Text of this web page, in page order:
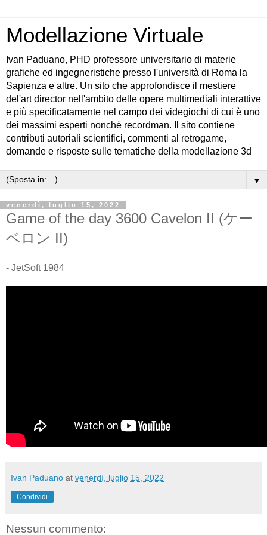
Modellazione Virtuale
Ivan Paduano, PHD professore universitario di materie
grafiche ed ingegneristiche presso l'università di Roma la
Sapienza e altre. Un sito che approfondisce il mestiere
del'art director nell'ambito delle opere multimediali interattive
e più specificatamente nel campo dei videgiochi di cui è uno
dei massimi esperti nonchè recordman. Il sito contiene
contributi autoriali scientifici, commenti al retrogame,
domande e risposte sulle tematiche della modellazione 3d
▼
venerdì, luglio 15, 2022
Game of the day 3600 Cavelon II (ケー
ベロン II)
- JetSoft 1984
Ivan Paduano at venerdì, luglio 15, 2022
Condividi
Nessun commento: